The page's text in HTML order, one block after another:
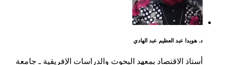
د. هويدا عبد العظيم عبد الهادي
أستاذ الاقتصاد بمعهد البحوث والدراسات الإفريقية ـ جامعة